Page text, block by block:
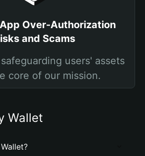
Over-Authorization
and Scams
users' assets
core of our mission.
Wallet